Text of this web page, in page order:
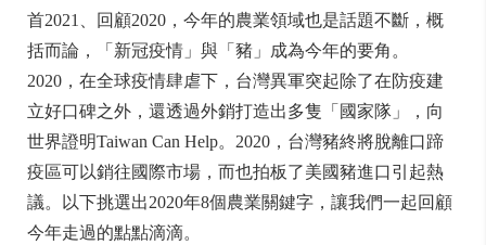
首2021、回顧2020，今年的農業領域也是話題不斷，概
括而論，「新冠疫情」與「豬」成為今年的要角。
2020，在全球疫情肆虐下，台灣異軍突起除了在防疫建
立好口碑之外，還透過外銷打造出多隻「國家隊」，向
世界證明Taiwan Can Help。2020，台灣豬終將脫離口蹄
疫區可以銷往國際市場，而也拍板了美國豬進口引起熱
議。以下挑選出2020年8個農業關鍵字，讓我們一起回顧
今年走過的點點滴滴。